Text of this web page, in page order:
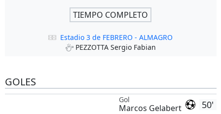
TIEMPO COMPLETO
Estadio 3 de FEBRERO - ALMAGRO
PEZZOTTA Sergio Fabian
GOLES
50'
Gol
Marcos Gelabert